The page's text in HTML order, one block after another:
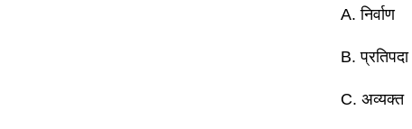
A. निर्वाण
B. प्रतिपदा
C. अव्यक्त